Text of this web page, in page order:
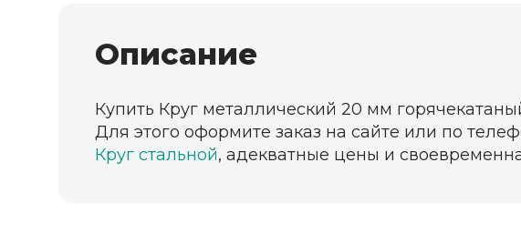
Описание
Купить Круг металлический 20 мм
Для этого оформите заказ на сайте или по
Круг стальной, адекватные цены и